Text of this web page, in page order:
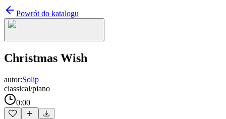
Powrót do katalogu
Christmas Wish
autor:Solip
classical/piano
0:00